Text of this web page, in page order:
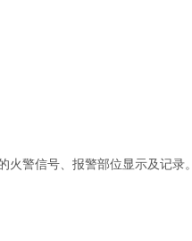
警信号、报警部位显示及记录